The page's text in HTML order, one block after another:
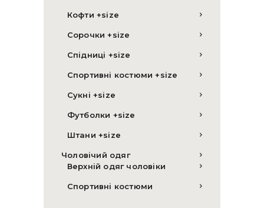
Кофти +size
Сорочки +size
Спідниці +size
Спортивні костюми +size
Сукні +size
Футболки +size
Штани +size
Чоловічий одяг
Верхній одяг чоловіки
Спортивні костюми